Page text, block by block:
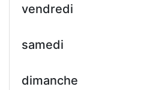
vendredi
samedi
dimanche